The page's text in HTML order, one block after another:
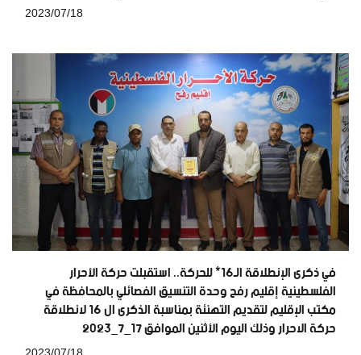
في ذكرى الإنطلاقة الـ16* للحركة.. استقبلت حركة الأحرار
الفلسطينية إقليم رفح وحدة التنسيق الفصائلي بالمحافظة في
مكتب الإقليم لتقديم التهنئة بمناسبة الذكرى ال ١٦ لانطلاقة
حركة الاحرار وذلك اليوم الأثنين الموافق ١٧_٧_٢٠٢٣